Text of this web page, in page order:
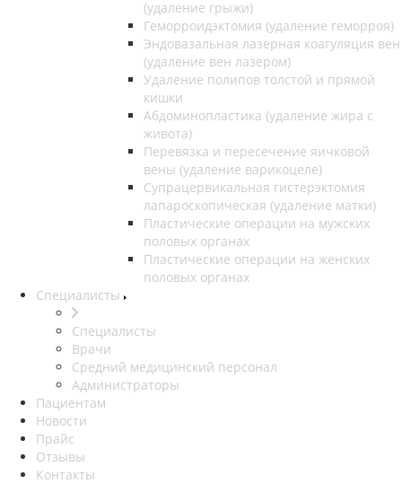
(удаление грыжи)
Геморроидэктомия (удаление геморроя)
Эндовазальная лазерная коагуляция вен
(удаление вен лазером)
Удаление полипов толстой и прямой
кишки
Абдоминопластика (удаление жира с
живота)
Перевязка и пересечение яичковой
вены (удаление варикоцеле)
Супрацервикальная гистерэктомия
лапароскопическая (удаление матки)
Пластические операции на мужских
половых органах
Пластические операции на женских
половых органах
Специалисты
Специалисты
Врачи
Средний медицинский персонал
Администраторы
Пациентам
Новости
Прайс
Отзывы
Контакты